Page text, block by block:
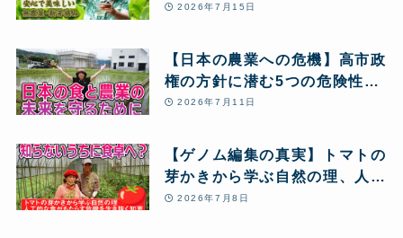
2026年7月15日
【日本の農業への危機】高市政
権の方針に潜む5つの危険性
と、私たちが「自然農」のクラ
理由
2026年7月11日
【ゲノム編集の真実】トマトの
芽かきから学ぶ自然の理、人工
的な食がもたらす危機を生き抜
2026年7月8日